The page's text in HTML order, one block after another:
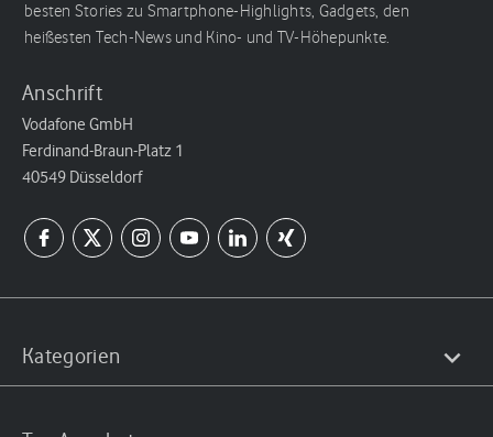
besten Stories zu Smartphone-Highlights, Gadgets, den
heißesten Tech-News und Kino- und TV-Höhepunkte.
Anschrift
Vodafone GmbH
Ferdinand-Braun-Platz 1
40549 Düsseldorf
Kategorien